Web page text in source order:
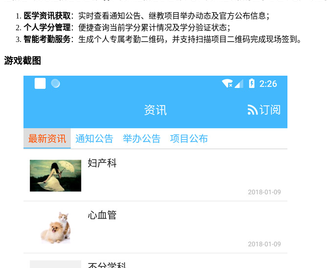
医学资讯获取：实时查看通知公告、继教项目举办动态及官方公布信息；
个人学分管理：便捷查询当前学分累计情况及学分验证状态；
智能考勤服务：生成个人专属考勤二维码，并支持扫描项目二维码完成现场签到。
游戏截图